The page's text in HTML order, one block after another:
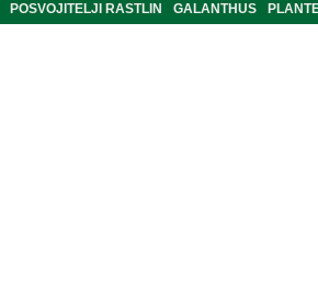
POSVOJITELJI RASTLIN GALANTHUS